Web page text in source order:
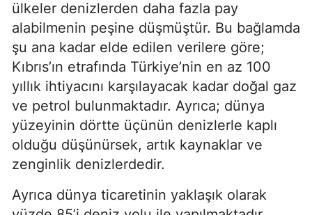
ülkeler denizlerden daha fazla pay
alabilmenin peşine düşmüştür. Bu bağlamda
şu ana kadar elde edilen verilere göre;
Kıbrıs’ın etrafında Türkiye’nin en az 100
yıllık ihtiyacını karşılayacak kadar doğal gaz
ve petrol bulunmaktadır. Ayrıca; dünya
yüzeyinin dörtte üçünün denizlerle kaplı
olduğu düşünürsek, artık kaynaklar ve
zenginlik denizlerdedir.
Ayrıca dünya ticaretinin yaklaşık olarak